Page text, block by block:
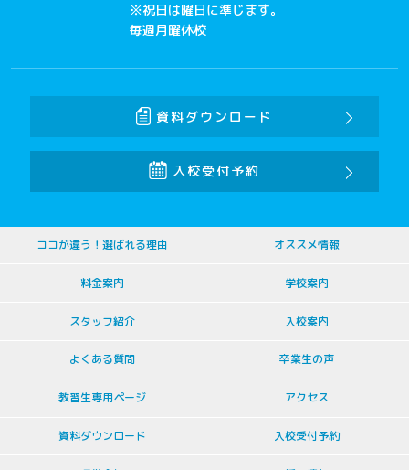
※祝日は曜日に準じます。
毎週月曜休校
資料ダウンロード
入校受付予約
ココが違う！選ばれる理由 オススメ情報
料金案内 学校案内
スタッフ紹介 入校案内
よくある質問 卒業生の声
教習生専用ページ アクセス
資料ダウンロード 入校受付予約